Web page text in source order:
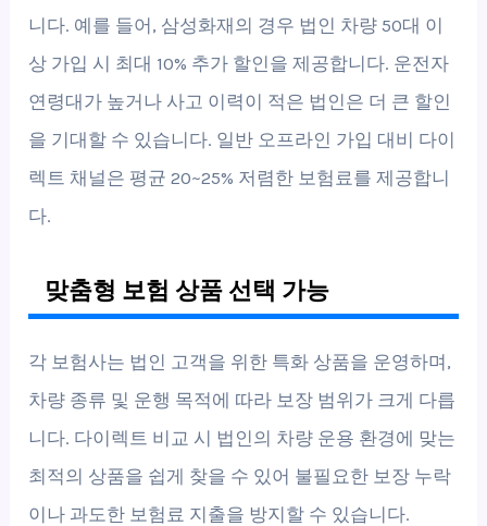
니다. 예를 들어, 삼성화재의 경우 법인 차량 50대 이
상 가입 시 최대 10% 추가 할인을 제공합니다. 운전자
연령대가 높거나 사고 이력이 적은 법인은 더 큰 할인
을 기대할 수 있습니다. 일반 오프라인 가입 대비 다이
렉트 채널은 평균 20~25% 저렴한 보험료를 제공합니
다.
맞춤형 보험 상품 선택 가능
각 보험사는 법인 고객을 위한 특화 상품을 운영하며,
차량 종류 및 운행 목적에 따라 보장 범위가 크게 다릅
니다. 다이렉트 비교 시 법인의 차량 운용 환경에 맞는
최적의 상품을 쉽게 찾을 수 있어 불필요한 보장 누락
이나 과도한 보험료 지출을 방지할 수 있습니다.